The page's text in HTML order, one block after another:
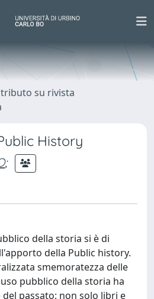
su rivista
History
;
della storia si è di
della Public history.
smemoratezza delle
pubblico della storia ha
del passato: non solo libri e